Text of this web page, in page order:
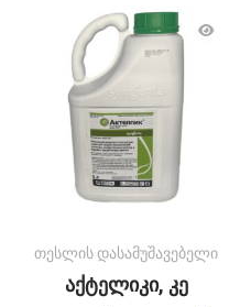
თესლის დასამუშავებელი
აქტელიკი, კე